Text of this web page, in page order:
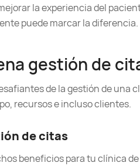
la experiencia del
puede marcar la diferencia.
gestión de
de la gestión de una
recursos e incluso clientes.
de citas
beneficios para tu clínica de